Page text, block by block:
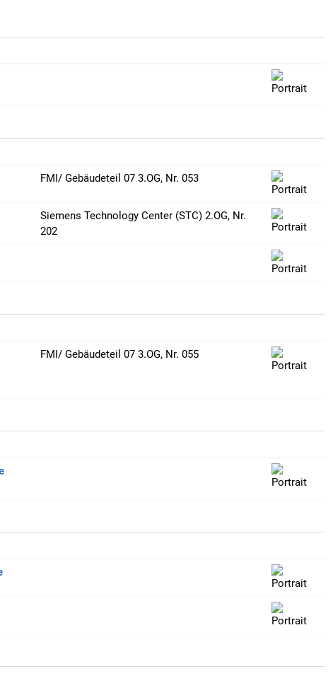
FMI/ Gebäudeteil 07 3.OG, Nr. 053
Siemens Technology Center (STC) 2.OG, Nr.
202
FMI/ Gebäudeteil 07 3.OG, Nr. 055